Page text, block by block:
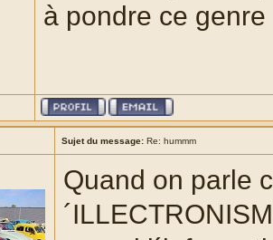
à pondre ce
Sujet du message: Re: hummm
Quand on parle